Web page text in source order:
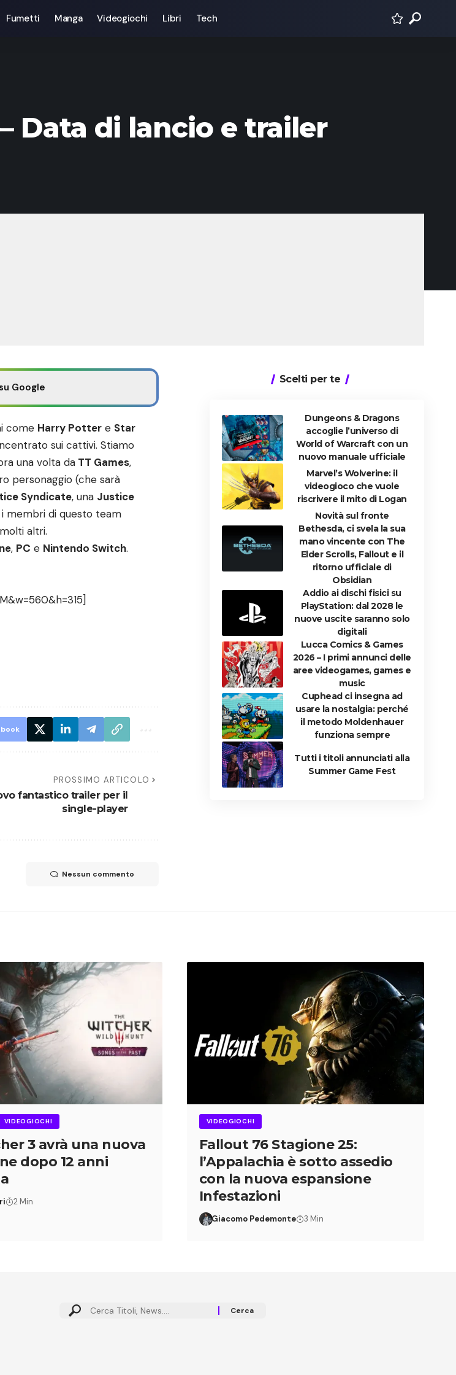
Fumetti Manga Videogiochi Libri Tech
Data di lancio e trailer
Google
come Harry Potter e Star
sui cattivi. Stiamo
una volta da TT Games,
personaggio (che sarà
Syndicate, una Justice
membri di questo team
altri.
, PC e Nintendo Switch.
PROSSIMO ARTICOLO
fantastico trailer per il
single-player
Nessun commento
Scelti per te
Dungeons & Dragons
accoglie l’universo di
World of Warcraft con un
nuovo manuale ufficiale
Marvel’s Wolverine: il
videogioco che vuole
riscrivere il mito di Logan
Novità sul fronte
Bethesda, ci svela la sua
mano vincente con The
Elder Scrolls, Fallout e il
ritorno ufficiale di
Obsidian
Addio ai dischi fisici su
PlayStation: dal 2028 le
nuove uscite saranno solo
digitali
Lucca Comics & Games
2026 – I primi annunci delle
aree videogames, games e
music
Cuphead ci insegna ad
usare la nostalgia: perché
il metodo Moldenhauer
funziona sempre
Tutti i titoli annunciati alla
Summer Game Fest
VIDEOGIOCHI
3 avrà una nuova
dopo 12 anni
2 Min
VIDEOGIOCHI
Fallout 76 Stagione 25:
l’Appalachia è sotto assedio
con la nuova espansione
Infestazioni
Giacomo Pedemonte 3 Min